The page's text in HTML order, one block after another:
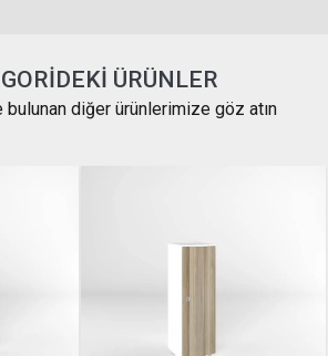
ÜRÜNLER
bulunan diğer ürünlerimize göz atın